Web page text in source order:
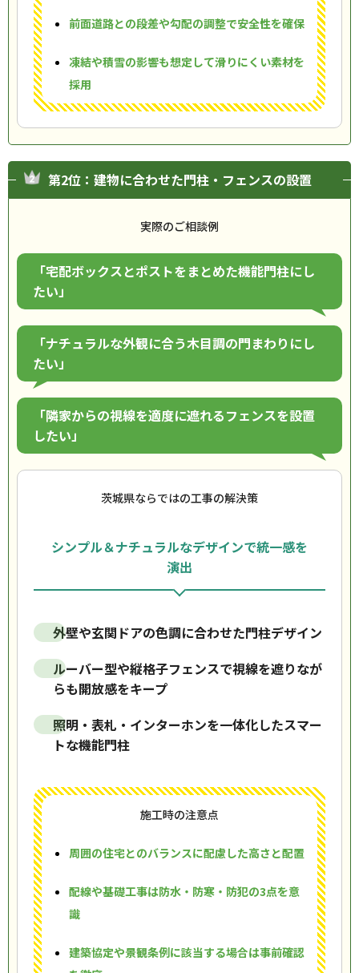
前面道路との段差や勾配の調整で安全性を確保
凍結や積雪の影響も想定して滑りにくい素材を
採用
第2位：建物に合わせた門柱・フェンスの設置
実際のご相談例
「宅配ボックスとポストをまとめた機能門柱にし
たい」
「ナチュラルな外観に合う木目調の門まわりにし
たい」
「隣家からの視線を適度に遮れるフェンスを設置
したい」
茨城県ならではの工事の解決策
シンプル＆ナチュラルなデザインで統一感を
演出
外壁や玄関ドアの色調に合わせた門柱デザイン
ルーバー型や縦格子フェンスで視線を遮りなが
らも開放感をキープ
照明・表札・インターホンを一体化したスマー
トな機能門柱
施工時の注意点
周囲の住宅とのバランスに配慮した高さと配置
配線や基礎工事は防水・防寒・防犯の3点を意
識
建築協定や景観条例に該当する場合は事前確認